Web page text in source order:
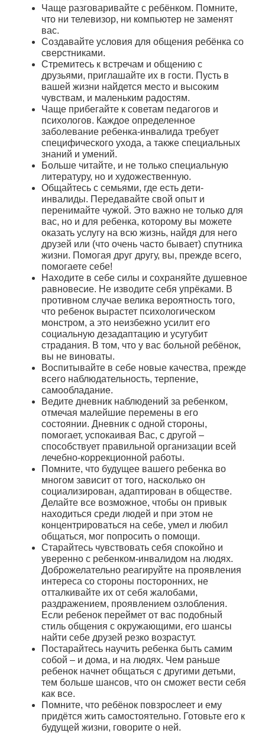
Чаще разговаривайте с ребёнком. Помните,
что ни телевизор, ни компьютер не заменят
вас.
Создавайте условия для общения ребёнка со
сверстниками.
Стремитесь к встречам и общению с
друзьями, приглашайте их в гости. Пусть в
вашей жизни найдется место и высоким
чувствам, и маленьким радостям.
Чаще прибегайте к советам педагогов и
психологов. Каждое определенное
заболевание ребенка-инвалида требует
специфического ухода, а также специальных
знаний и умений.
Больше читайте, и не только специальную
литературу, но и художественную.
Общайтесь с семьями, где есть дети-
инвалиды. Передавайте свой опыт и
перенимайте чужой. Это важно не только для
вас, но и для ребенка, которому вы можете
оказать услугу на всю жизнь, найдя для него
друзей или (что очень часто бывает) спутника
жизни. Помогая друг другу, вы, прежде всего,
помогаете себе!
Находите в себе силы и сохраняйте душевное
равновесие. Не изводите себя упрёками. В
противном случае велика вероятность того,
что ребенок вырастет психологическом
монстром, а это неизбежно усилит его
социальную дезадаптацию и усугубит
страдания. В том, что у вас больной ребёнок,
вы не виноваты.
Воспитывайте в себе новые качества, прежде
всего наблюдательность, терпение,
самообладание.
Ведите дневник наблюдений за ребенком,
отмечая малейшие перемены в его
состоянии. Дневник с одной стороны,
помогает, успокаивая Вас, с другой –
способствует правильной организации всей
лечебно-коррекционной работы.
Помните, что будущее вашего ребенка во
многом зависит от того, насколько он
социализирован, адаптирован в обществе.
Делайте все возможное, чтобы он привык
находиться среди людей и при этом не
концентрироваться на себе, умел и любил
общаться, мог попросить о помощи.
Старайтесь чувствовать себя спокойно и
уверенно с ребенком-инвалидом на людях.
Доброжелательно реагируйте на проявления
интереса со стороны посторонних, не
отталкивайте их от себя жалобами,
раздражением, проявлением озлобления.
Если ребенок переймет от вас подобный
стиль общения с окружающими, его шансы
найти себе друзей резко возрастут.
Постарайтесь научить ребенка быть самим
собой – и дома, и на людях. Чем раньше
ребенок начнет общаться с другими детьми,
тем больше шансов, что он сможет вести себя
как все.
Помните, что ребёнок повзрослеет и ему
придётся жить самостоятельно. Готовьте его к
будущей жизни, говорите о ней.